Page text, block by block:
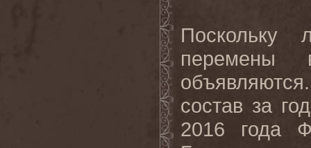
Поскольку
перемены
состав за
2016 года